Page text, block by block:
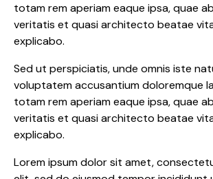
totam rem aperiam eaque ipsa, quae
veritatis et quasi architecto beatae
explicabo.
Sed ut perspiciatis, unde omnis iste
voluptatem accusantium doloremque
totam rem aperiam eaque ipsa, quae
veritatis et quasi architecto beatae
explicabo.
Lorem ipsum dolor sit amet,